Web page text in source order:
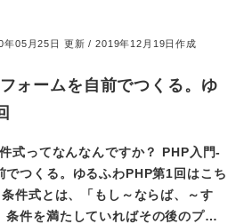
年05月25日 更新 / 2019年12月19日作成
ォームを自前でつくる。ゆ
式ってなんなんですか？ PHP入門-
でつくる。ゆるふわPHP第1回はこち
件式とは、「もし～ならば、～す
条件を満たしていればその後のプ…